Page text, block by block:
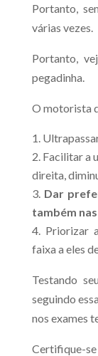
Portanto,
várias vezes.
Portanto,
pegadinha.
O motorista
Facilitar a
direita,
Dar
também
Priorizar
faixa a eles
Testando
seguindo
nos exames
Certifique-